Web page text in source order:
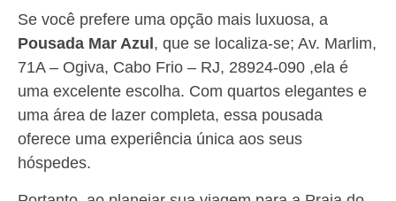
Se você prefere uma opção mais luxuosa, a
Pousada Mar Azul , que se localiza-se; Av. Marlim,
71A – Ogiva, Cabo Frio – RJ, 28924-090 ,ela é
uma excelente escolha. Com quartos elegantes e
uma área de lazer completa, essa pousada
oferece uma experiência única aos seus
hóspedes.